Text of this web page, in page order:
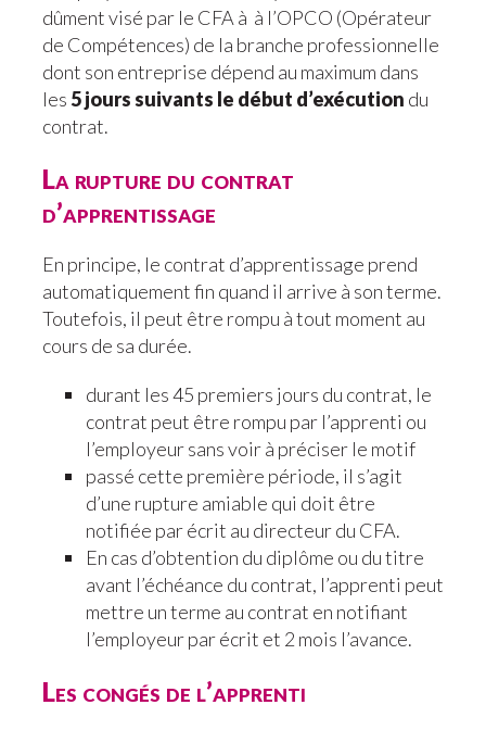
dûment visé par le CFA à à l’OPCO (Opérateur
de Compétences) de la branche professionnelle
dont son entreprise dépend au maximum dans
les 5 jours suivants le début d’exécution du
contrat.
La rupture du contrat
d’apprentissage
En principe, le contrat d’apprentissage prend
automatiquement fin quand il arrive à son terme.
Toutefois, il peut être rompu à tout moment au
cours de sa durée.
durant les 45 premiers jours du contrat, le
contrat peut être rompu par l’apprenti ou
l’employeur sans voir à préciser le motif
passé cette première période, il s’agit
d’une rupture amiable qui doit être
notifiée par écrit au directeur du CFA.
En cas d’obtention du diplôme ou du titre
avant l’échéance du contrat, l’apprenti peut
mettre un terme au contrat en notifiant
l’employeur par écrit et 2 mois l’avance.
Les congés de l’apprenti